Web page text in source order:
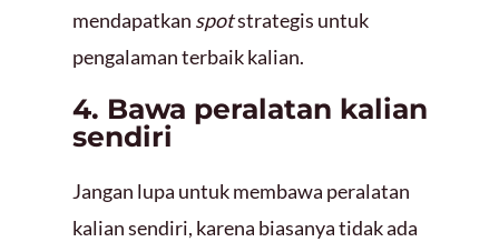
mendapatkan spotstrategis untuk
pengalaman terbaik kalian.
4. Bawa peralatan kalian
sendiri
Jangan lupa untuk membawa peralatan
kalian sendiri, karena biasanya tidak ada